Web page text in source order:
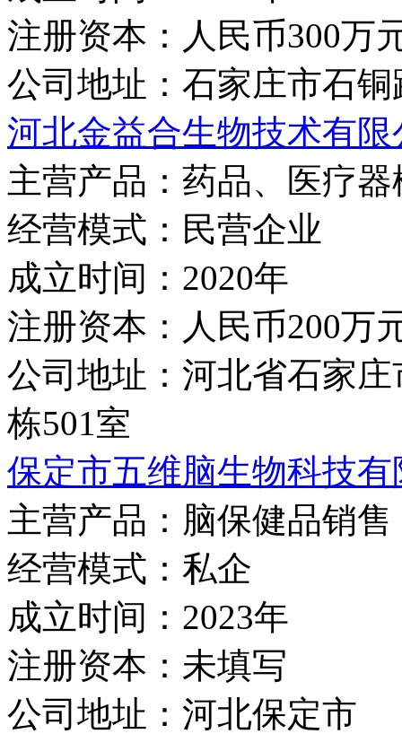
注册资本： 人民币300万
公司地址： 石家庄市石铜
河北金益合生物技术有限
主营产品： 药品、医疗
经营模式： 民营企业
成立时间： 2020年
注册资本： 人民币200万
公司地址： 河北省石家
栋501室
保定市五维脑生物科技有
主营产品： 脑保健品销售
经营模式： 私企
成立时间： 2023年
注册资本： 未填写
公司地址： 河北保定市